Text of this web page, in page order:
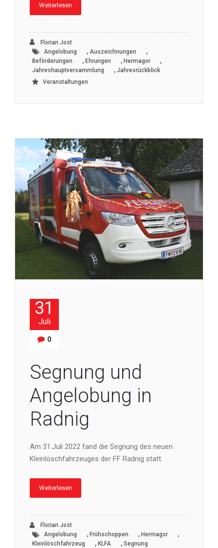
Weiterlesen
Florian Jost
Angelobung
, Auszeichnungen ,
Beförderungen , Ehrungen , Hermagor ,
Jahreshauptversammlung , Jahresrückblick
Veranstaltungen
31
Juli
0
Segnung und
Angelobung in
Radnig
Am 31.Juli 2022 fand die Segnung des neuen
Kleinlöschfahrzeuges der FF Radnig statt.
Weiterlesen
Florian Jost
Angelobung
, Frühschoppen , Hermagor ,
Kleinlöschfahrzeug , KLFA , Segnung